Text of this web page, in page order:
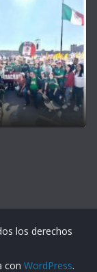
los derechos
con WordPress.